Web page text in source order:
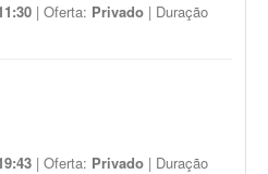
| Oferta: Privado | Duração
| Oferta: Privado | Duração